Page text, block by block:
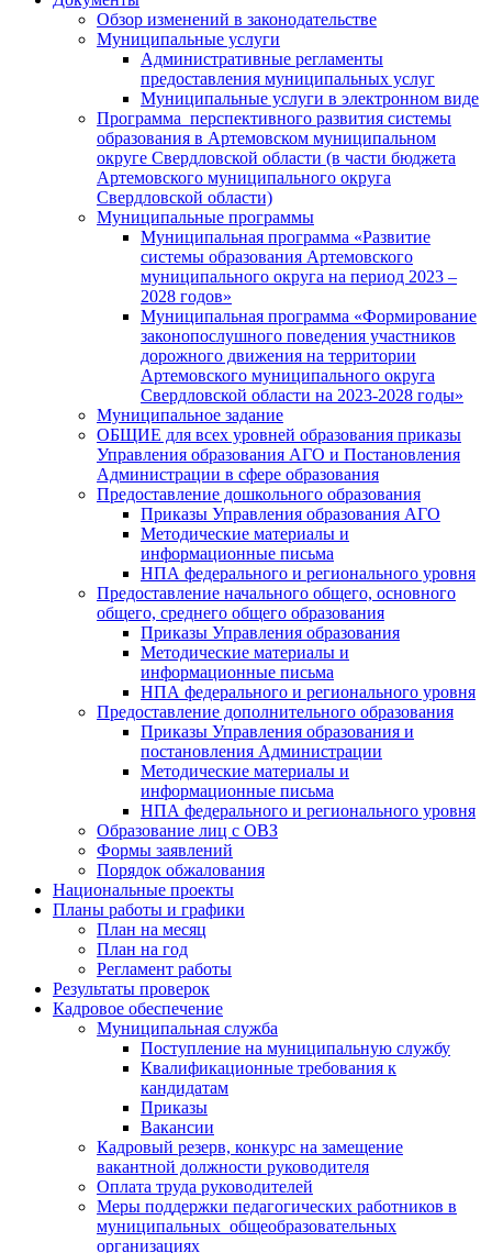
Обзор изменений в законодательстве
Муниципальные услуги
Административные регламенты
предоставления муниципальных услуг
Муниципальные услуги в электронном виде
Программа перспективного развития системы
образования в Артемовском муниципальном
округе Свердловской области (в части бюджета
Артемовского муниципального округа
Свердловской области)
Муниципальные программы
Муниципальная программа «Развитие
системы образования Артемовского
муниципального округа на период 2023 –
2028 годов»
Муниципальная программа «Формирование
законопослушного поведения участников
дорожного движения на территории
Артемовского муниципального округа
Свердловской области на 2023-2028 годы»
Муниципальное задание
ОБЩИЕ для всех уровней образования приказы
Управления образования АГО и Постановления
Администрации в сфере образования
Предоставление дошкольного образования
Приказы Управления образования АГО
Методические материалы и
информационные письма
НПА федерального и регионального уровня
Предоставление начального общего, основного
общего, среднего общего образования
Приказы Управления образования
Методические материалы и
информационные письма
НПА федерального и регионального уровня
Предоставление дополнительного образования
Приказы Управления образования и
постановления Администрации
Методические материалы и
информационные письма
НПА федерального и регионального уровня
Образование лиц с ОВЗ
Формы заявлений
Порядок обжалования
Национальные проекты
Планы работы и графики
План на месяц
План на год
Регламент работы
Результаты проверок
Кадровое обеспечение
Муниципальная служба
Поступление на муниципальную службу
Квалификационные требования к
кандидатам
Приказы
Вакансии
Кадровый резерв, конкурс на замещение
вакантной должности руководителя
Оплата труда руководителей
Меры поддержки педагогических работников в
муниципальных общеобразовательных
организациях